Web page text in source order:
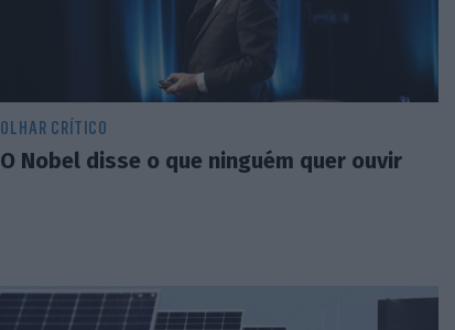
OLHAR CRÍTICO
O Nobel disse o que ninguém quer ouvir